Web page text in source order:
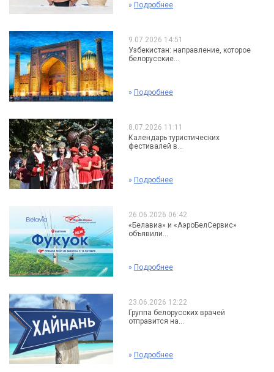
» Подробнее
9.07.2026 14:51
Узбекистан: направление, которое
белорусские...
» Подробнее
8.07.2026 11:11
Календарь туристических
фестивалей в...
» Подробнее
26.06.2026 06:42
«Белавиа» и «АэроБелСервис»
объявили...
» Подробнее
23.06.2026 12:22
Группа белорусских врачей
отправится на...
» Подробнее